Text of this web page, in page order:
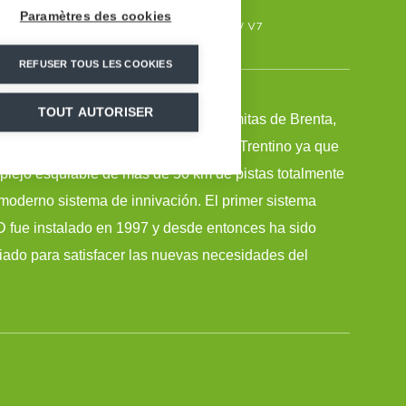
h 36 25 SUPERSNOW V7
situada a los pies de los Dolomitas de Brenta,
estaciones de esquí de la región Trentino ya que
esquiable de más de 50 km de pistas totalmente
sistema de innivación. El primer sistema
fue instalado en 1997 y desde entonces ha sido
para satisfacer las nuevas necesidades del
Paramètres des cookies
REFUSER TOUS LES COOKIES
TOUT AUTORISER